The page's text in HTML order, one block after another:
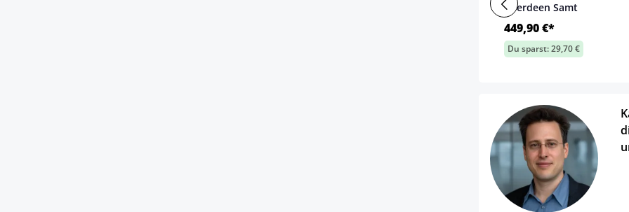
Aberdeen Samt
449,90 €*
Du sparst: 29,70 €